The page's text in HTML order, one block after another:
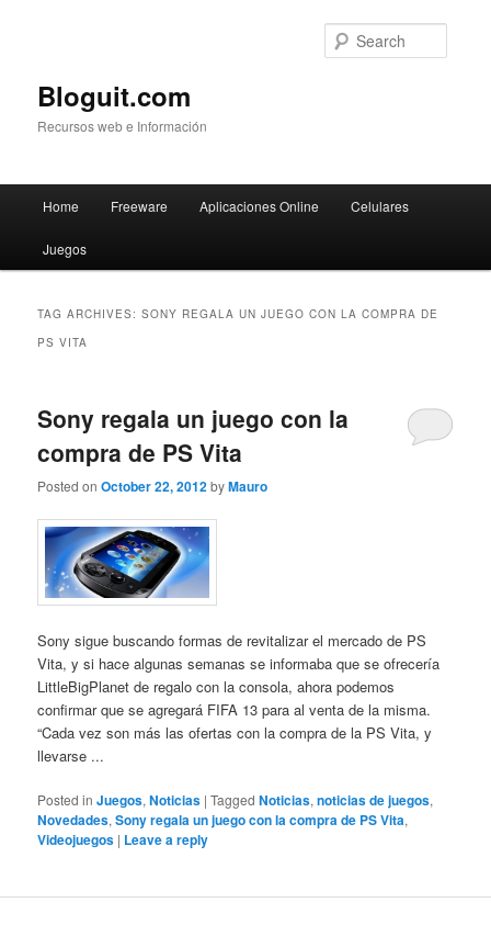
Bloguit.com
Recursos web e Información
Skip
to
content
Skip
to
content
Home Freeware Aplicaciones Online Celulares
Juegos
TAG ARCHIVES:SONY REGALA UN JUEGO CON LA COMPRA DE
PS VITA
Sony regala un juego con la
compra de PS Vita
Posted onOctober 22, 2012byMauro
Sony sigue buscando formas de revitalizar el mercado de PS
Vita, y si hace algunas semanas se informaba que se ofrecería
LittleBigPlanet de regalo con la consola, ahora podemos
confirmar que se agregará FIFA 13 para al venta de la misma.
“Cada vez son más las ofertas con la compra de la PS Vita, y
llevarse ...
Posted in Juegos,Noticias |Tagged Noticias,noticias de juegos,
Novedades,Sony regala un juego con la compra de PS Vita,
Videojuegos | Leave a reply